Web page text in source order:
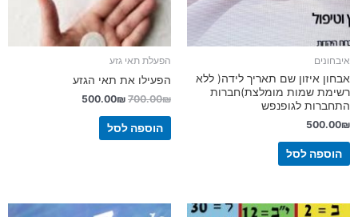
איבחונים
אבחון איזון שם תאריך לידה( ללא
רשימת שמות מומלצת)חברות
התחברות לגופנפש
500.00₪
הוספה לסל
הפעלת תאי גזע
הפעילו את תאי הגזע
700.00₪
500.00₪
הוספה לסל